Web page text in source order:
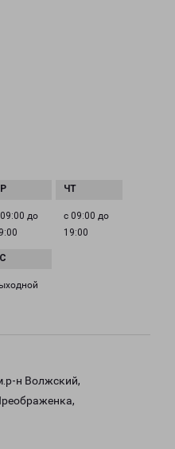
до
с 09:00 до
19:00
н Волжский,